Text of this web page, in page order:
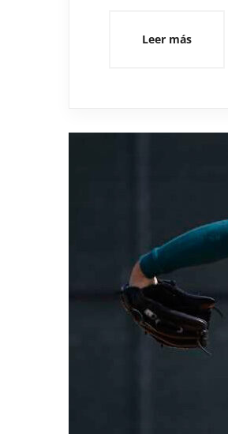
Leer más